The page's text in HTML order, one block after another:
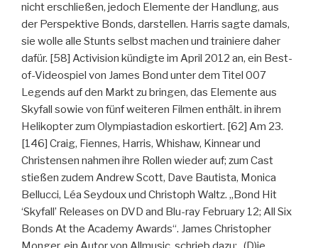
nicht erschließen, jedoch Elemente der Handlung, aus
der Perspektive Bonds, darstellen. Harris sagte damals,
sie wolle alle Stunts selbst machen und trainiere daher
dafür. [58] Activision kündigte im April 2012 an, ein Best-
of-Videospiel von James Bond unter dem Titel 007
Legends auf den Markt zu bringen, das Elemente aus
Skyfall sowie von fünf weiteren Filmen enthält. in ihrem
Helikopter zum Olympiastadion eskortiert. [62] Am 23.
[146] Craig, Fiennes, Harris, Whishaw, Kinnear und
Christensen nahmen ihre Rollen wieder auf; zum Cast
stießen zudem Andrew Scott, Dave Bautista, Monica
Bellucci, Léa Seydoux und Christoph Waltz. „Bond Hit
‘Skyfall’ Releases on DVD and Blu-ray February 12; All Six
Bonds At the Academy Awards“. James Christopher